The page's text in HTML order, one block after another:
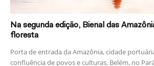
Na segunda edição, Bienal das
floresta
Porta de entrada da Amazônia, cidade
confluência de povos e culturas, Belém, no